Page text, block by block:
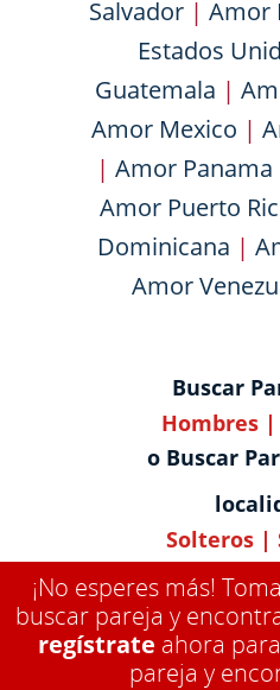
Salvador | Amor
Estados
Guatemala |
Amor Mexico |
| Amor Panama
Amor Puerto
Dominicana |
Amor
Buscar
Hombres |
o Buscar
Solteros |
¡No esperes más!
buscar pareja y
regístrate ahora
pareja y